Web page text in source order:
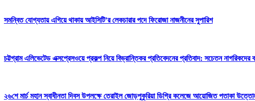
সমন্বিত যোগ্যতায় এগিয়ে থাকায় আইসিটি’র লেকচারার পদে ফিরোজা নাজনীনের সুপারিশ
চট্টগ্রাম এলিভেটেড এক্সপ্রেসওয়ে প্রকল্প নিয়ে বিভ্রান্তিকর প্রতিবেদনের প্রতিবাদ: সচেতন নাগরিকদের
২৬শে মার্চ মহান স্বাধীনতা দিবস উপলক্ষে তেরাইল জোড়পুকুরিয়া ডিগ্রি কলেজে আয়োজিত পতাকা